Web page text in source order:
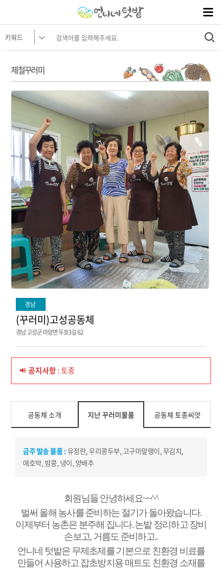
제철꾸러미
경남
(꾸러미)고성공동체
경남 고성군 마암면 두호3길 62
공지사항: 토종
공동체 소개 지난 꾸러미물품 공동체 토종씨앗
금주 발송 물품 :유정란, 우리콩두부, 고구마말랭이, 무김치,
애호박, 밤콩, 냉이, 양배추
회원님들 안녕하세요~~^^
벌써 올해 농사를 준비하는 절기가 돌아왔습니다.
이제부터 농촌은 분주해 집니다.논밭 정리하고 장비
손보고,거름도 준비하고..
언니네 텃밭은 무제초제를 기본으로 친환경 비료를
만들어 사용하고 잡초방지용 매트도 친환경 소재를